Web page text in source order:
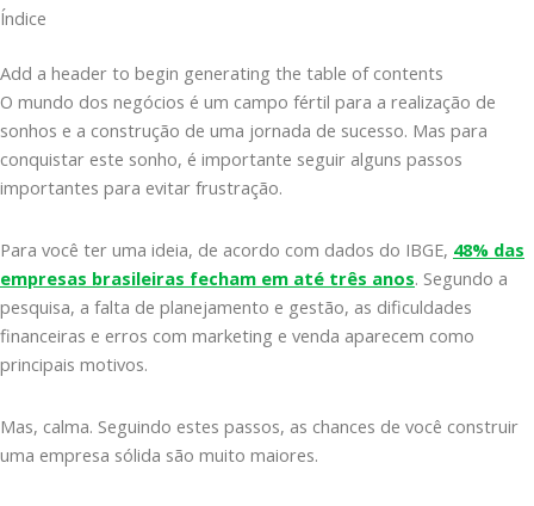
Índice
Add a header to begin generating the table of contents
O mundo dos negócios é um campo fértil para a realização de
sonhos e a construção de uma jornada de sucesso. Mas para
conquistar este sonho, é importante seguir alguns passos
importantes para evitar frustração.
Para você ter uma ideia, de acordo com dados do IBGE, 48% das
empresas brasileiras fecham em até três anos. Segundo a
pesquisa, a falta de planejamento e gestão, as dificuldades
financeiras e erros com marketing e venda aparecem como
principais motivos.
Mas, calma. Seguindo estes passos, as chances de você construir
uma empresa sólida são muito maiores.